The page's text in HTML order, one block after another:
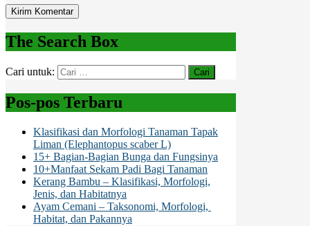
The Search Box
Cari untuk:
Pos-pos Terbaru
Klasifikasi dan Morfologi Tanaman Tapak
Liman (Elephantopus scaber L)
15+ Bagian-Bagian Bunga dan Fungsinya
10+Manfaat Sekam Padi Bagi Tanaman
Kerang Bambu – Klasifikasi, Morfologi,
Jenis, dan Habitatnya
Ayam Cemani – Taksonomi, Morfologi,
Habitat, dan Pakannya